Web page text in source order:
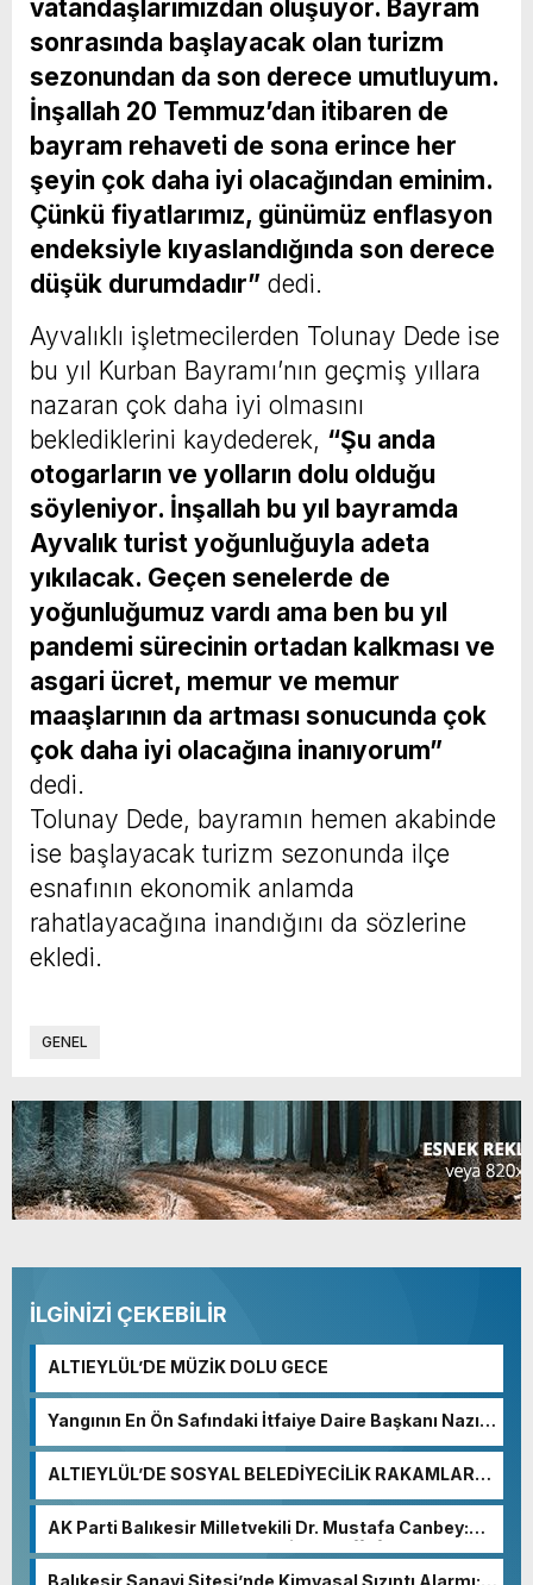
vatandaşlarımızdan oluşuyor. Bayram
sonrasında başlayacak olan turizm
sezonundan da son derece umutluyum.
İnşallah 20 Temmuz’dan itibaren de
bayram rehaveti de sona erince her
şeyin çok daha iyi olacağından eminim.
Çünkü fiyatlarımız, günümüz enflasyon
endeksiyle kıyaslandığında son derece
düşük durumdadır” dedi.
Ayvalıklı işletmecilerden Tolunay Dede ise
bu yıl Kurban Bayramı’nın geçmiş yıllara
nazaran çok daha iyi olmasını
beklediklerini kaydederek, “Şu anda
otogarların ve yolların dolu olduğu
söyleniyor. İnşallah bu yıl bayramda
Ayvalık turist yoğunluğuyla adeta
yıkılacak. Geçen senelerde de
yoğunluğumuz vardı ama ben bu yıl
pandemi sürecinin ortadan kalkması ve
asgari ücret, memur ve memur
maaşlarının da artması sonucunda çok
çok daha iyi olacağına inanıyorum”
dedi.
Tolunay Dede, bayramın hemen akabinde
ise başlayacak turizm sezonunda ilçe
esnafının ekonomik anlamda
rahatlayacağına inandığını da sözlerine
ekledi.
GENEL
İLGİNİZİ ÇEKEBİLİR
ALTIEYLÜL’DE MÜZİK DOLU GECE
Yangının En Ön Safındaki İtfaiye Daire Başkanı Nazım
ALTIEYLÜL’DE SOSYAL BELEDİYECİLİK RAKAMLARA
AK Parti Balıkesir Milletvekili Dr. Mustafa Canbey:
“Medyanın varlığı, demokratik ve şeffaf toplumun
Balıkesir Sanayi Sitesi’nde Kimyasal Sızıntı Alarmı: